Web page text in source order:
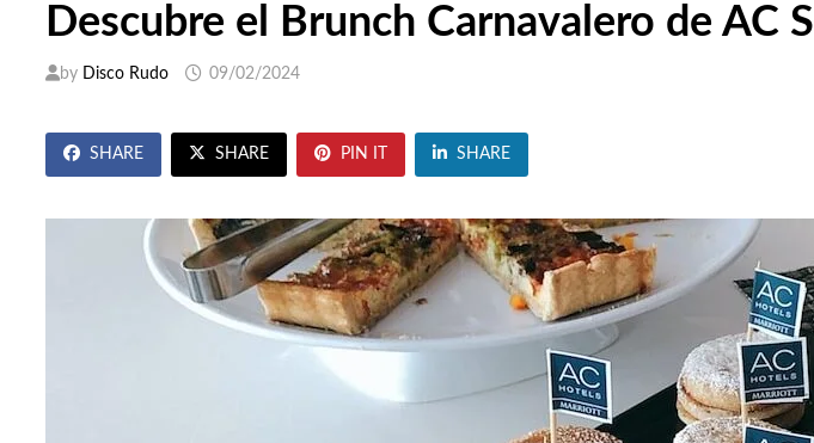
Descubre el Brunch Carnavalero de AC
by Disco Rudo 09/02/2024
SHARE SHARE PIN IT SHARE